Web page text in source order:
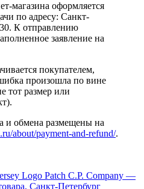
магазина оформляется
по адресу: Санкт-
К отправлению
заявление на
покупателем,
произошла по вине
тот размер или
и обмена размещены на
about/payment-and-refund/.